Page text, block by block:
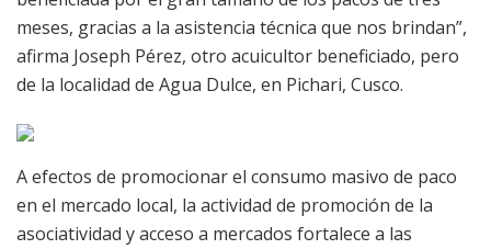
meses, gracias a la asistencia técnica que nos brindan”,
afirma Joseph Pérez, otro acuicultor beneficiado, pero
de la localidad de Agua Dulce, en Pichari, Cusco.
A efectos de promocionar el consumo masivo de paco
en el mercado local, la actividad de promoción de la
asociatividad y acceso a mercados fortalece a las